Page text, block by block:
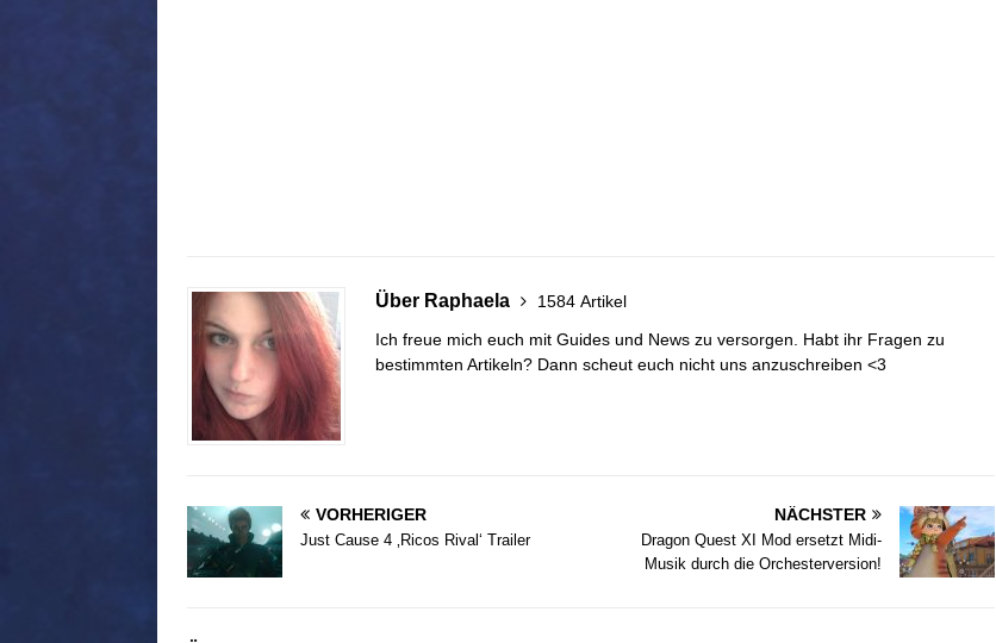
Über Raphaela
1584 Artikel
Ich freue mich euch mit Guides und News zu versorgen. Habt ihr Fragen zu
bestimmten Artikeln? Dann scheut euch nicht uns anzuschreiben <3
VORHERIGER
Just Cause 4 ‚Ricos Rival‘ Trailer
NÄCHSTER
Dragon Quest XI Mod ersetzt Midi-
Musik durch die Orchesterversion!